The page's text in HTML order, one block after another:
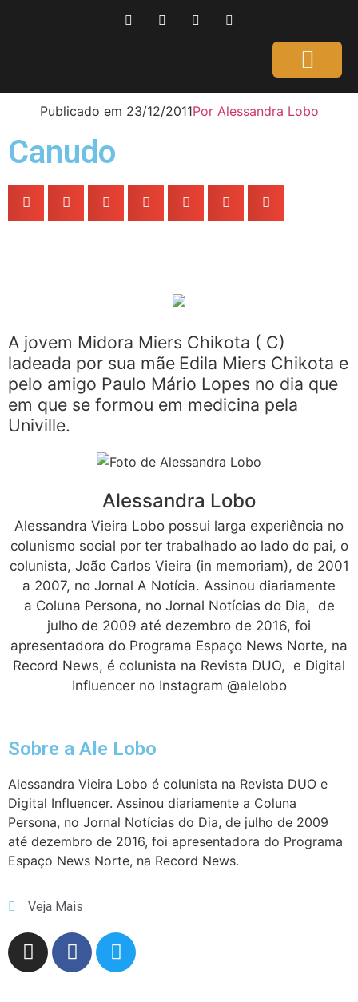
Publicado em 23/12/2011PorAlessandra Lobo
Canudo
A jovem Midora Miers Chikota ( C)
ladeada por sua mãe Edila Miers Chikota e
pelo amigo Paulo Mário Lopes no dia que
em que se formou em medicina pela
Univille.
Alessandra Lobo
Alessandra Vieira Lobo possui larga experiência no
colunismo social por ter trabalhado ao lado do pai, o
colunista, João Carlos Vieira (in memoriam), de 2001
a 2007, no Jornal A Notícia. Assinou diariamente
a Coluna Persona, no Jornal Notícias do Dia, de
julho de 2009 até dezembro de 2016, foi
apresentadora do Programa Espaço News Norte, na
Record News, é colunista na Revista DUO, e Digital
Influencer no Instagram @alelobo
Sobre a Ale Lobo
Alessandra Vieira Lobo é colunista na Revista DUO e
Digital Influencer. Assinou diariamente a Coluna
Persona, no Jornal Notícias do Dia, de julho de 2009
até dezembro de 2016, foi apresentadora do Programa
Espaço News Norte, na Record News.
Veja Mais